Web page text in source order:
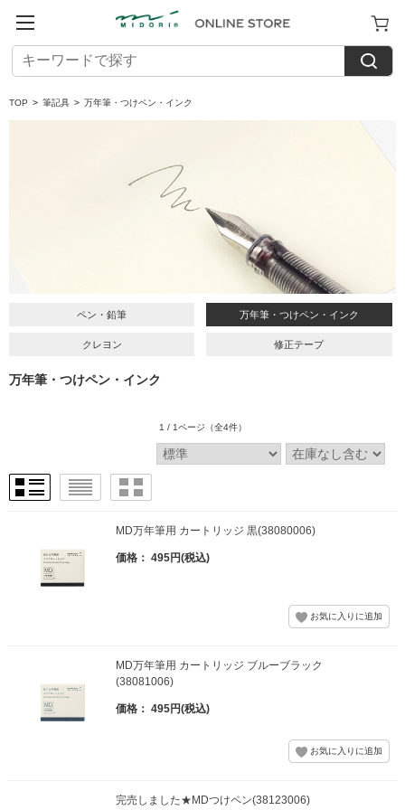
TOP > 筆記具 > 万年筆・つけペン・インク
ペン・鉛筆 万年筆・つけペン・インク
クレヨン 修正テープ
万年筆・つけペン・インク
1 / 1ページ （全4件）
MD万年筆用 カートリッジ 黒(38080006)
価格： 495円(税込)
MD万年筆用 カートリッジ ブルーブラック
(38081006)
価格： 495円(税込)
完売しました★MDつけペン(38123006)